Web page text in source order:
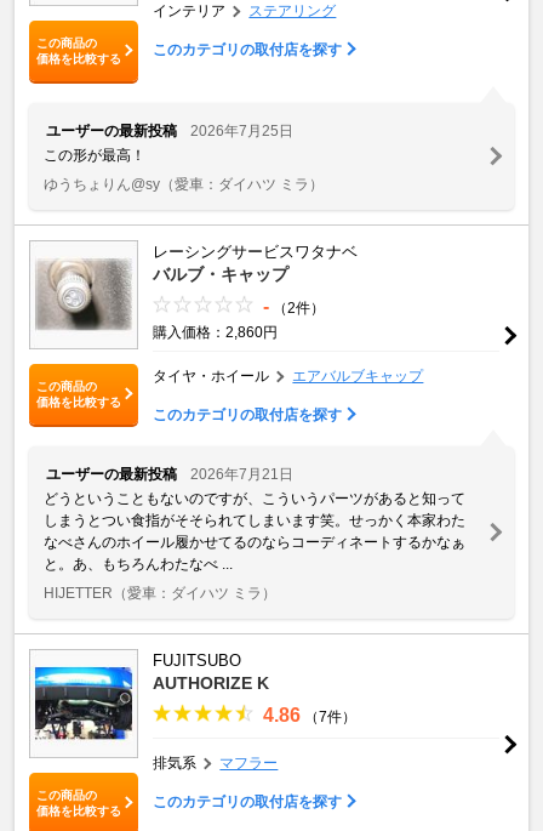
この商品の
価格を比較する
インテリア ステアリング
このカテゴリの取付店を探す
ユーザーの最新投稿
2026年7月25日
この形が最高！
ゆうちょりん@sy （愛車：ダイハツ ミラ）
この商品の
価格を比較する
レーシングサービスワタナベ
バルブ・キャップ
-
（2件）
購入価格：2,860円
タイヤ・ホイール エアバルブキャップ
このカテゴリの取付店を探す
ユーザーの最新投稿
2026年7月21日
どうということもないのですが、こういうパーツがあると知って
しまうとつい食指がそそられてしまいます笑。せっかく本家わた
なべさんのホイール履かせてるのならコーディネートするかなぁ
と。あ、もちろんわたなべ ...
HIJETTER （愛車：ダイハツ ミラ）
この商品の
価格を比較する
FUJITSUBO
AUTHORIZE K
4.86 （7件）
排気系 マフラー
このカテゴリの取付店を探す